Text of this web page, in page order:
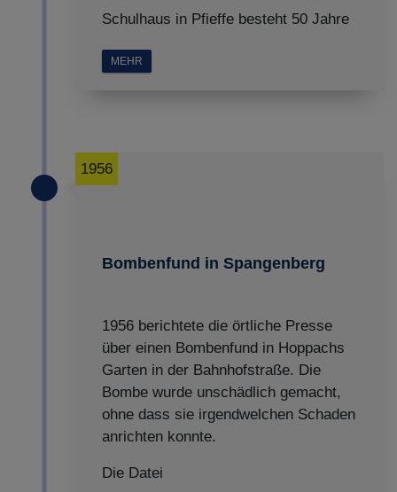
Schulhaus in Pfieffe besteht 50 Jahre
MEHR
Bombenfund in Spangenberg
1956
1956 berichtete die örtliche Presse
über einen Bombenfund in Hoppachs
Garten in der Bahnhofstraße. Die
Bombe wurde unschädlich gemacht,
ohne dass sie irgendwelchen Schaden
anrichten konnte.
Die Datei